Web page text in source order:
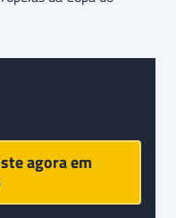
agora em